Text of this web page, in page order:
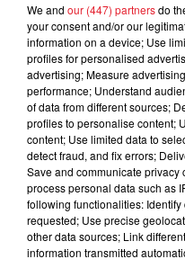
entre...
de
We and our (447) partnersdo
your consent and/or our
information on a device; Use
profiles for personalised
advertising; Measure
performance; Understand
of data from different sources;
profiles to personalise content;
content; Use limited data to
detect fraud, and fix errors;
Save and communicate
process personal data such as
following functionalities:
requested; Use precise
other data sources; Link
information transmitted